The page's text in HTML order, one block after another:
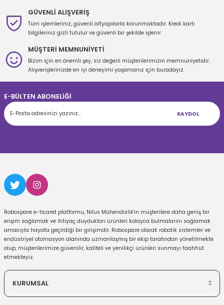
Gönder
GÜVENLİ ALIŞVERİŞ
Tüm işlemleriniz, güvenli altyapılarla korunmaktadır. Kredi kartı
bilgileriniz gizli tutulur ve güvenli bir şekilde işlenir.
MÜŞTERİ MEMNUNİYETİ
Bizim için en önemli şey, siz değerli müşterilerimizin memnuniyetidir.
Alışverişlerinizde en iyi deneyimi yaşamanız için buradayız.
E-BÜLTEN ABONELİĞİ
KAYDOL
Robospare e-ticaret platformu, Nilus Mühendislik'in müşterilere daha geniş bir
erişim sağlamak ve ihtiyaç duydukları ürünleri kolayca bulmalarını sağlamak
amacıyla hayata geçirdiği bir girişimdir. Robospare olarak robotik sistemler ve
endüstriyel otomasyon alanında uzmanlaşmış bir ekip tarafından yönetilmekte
olup, müşterilerimize güvenilir, kaliteli ve yenilikçi ürünleri sunmayı taahhüt
etmekteyiz.
KURUMSAL